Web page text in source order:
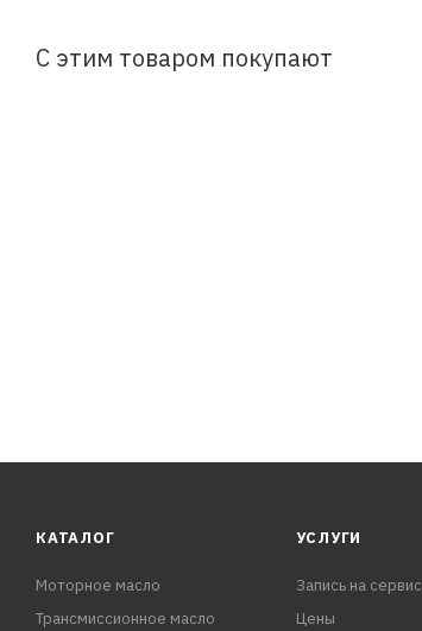
С этим товаром покупают
КАТАЛОГ
Моторное масло
Трансмиссионное масло
УСЛУГИ
Запись на сервис
Цены